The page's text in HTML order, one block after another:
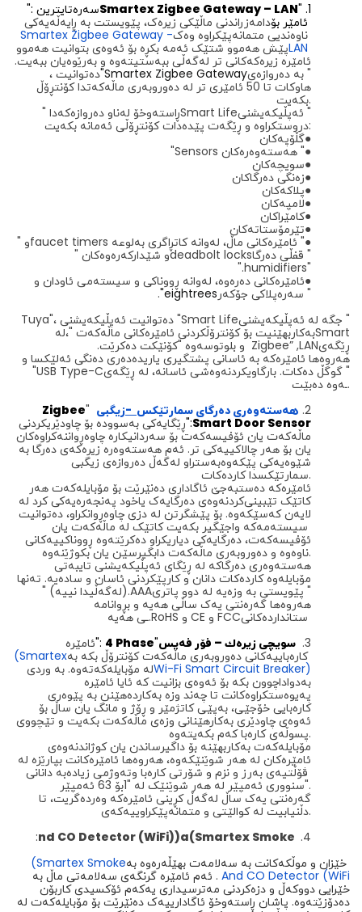
" .1
Smartex Zigbee Gateway – LAN
": سەرەتایترین
دامەزراندنی ماڵێکی زیرەک، پێویستت بە ڕایەڵەیەکی
Smartex Zigbee Gateway -
LANپێش هەموو شتێک ئەمە بکڕە بۆ ئەوەی بتوانیت هەموو
ئامێرە زیرەکەکانی تر لەگەڵی ببەستیتەوە و بەرێوەیان ببەیت.
بە دەروازەی "
Smartex Zigbee Gateway
"
، دەتوانیت
هاوکات تا 50 ئامێری تر لە دەوروبەری ماڵەکەتدا کۆنتڕۆڵ
بکەیت.
ئەپڵیکەیشنی "
Smart Life
" ڕاستەوخۆ لەناو دەروازەکەدا
دروستکراوە و ڕێگەت پێدەدات کۆنتڕۆڵی ئەمانە بکەیت:
●گڵۆپەکان
●هەستەوەرەکان " Sensors
"
●سویچەکان
●زەنگی دەرگاکان
●پلاکەکان
●لامپەکان
●کامێراکان
●تێرمۆستاتەکان
●ئامێرەکانی ماڵ، لەوانە کاتڕاگری بەلوعە " faucet timers
" و
قفڵی دەرگا "
deadbolt locks
" و شێدارکەرەوەکان
"
humidifiers
".
●
سەرەپلاکی جۆکەر "
eightrees
"
.
جگە لە ئەپڵیکەیشنی "
Smart Life"، دەتوانیت ئەپڵیکەیشنی "
Tuya
Smart" بەکاربهێنیت بۆ کۆنترۆڵکردنی ئامێرەکانی ماڵەکەت ،
ڕێگەیLAN
,
Zigbee” کۆنێکت دەکرێت.
هەروەها ئامێرەکە بە ئاسانی پشتگیری یاریدەدەری دەنگی ئەلێکسا و
گوگڵ دەکات. بارگاویکردنەوەشی ئاسانە، لە ڕێگەی "
USB Type-C
"
ـەوە دەبێت.
2. هەستەوەری دەرگای سمارتێکس -زیگبی "
Zigbee
Smart Door Sensor
":
ماڵەکەت یان ئۆفیسەکەت بۆ سەردانیکارە چاوەڕواننەکراوەکان
یان بۆ هەر چالاکییەکی تر. ئەم هەستەوەرە زیرەکەی دەرگا بە
شێوەیەکی پێکەوەبەستراو لەگەڵ دەروازەی زیگبی
سمارتێکسدا کاردەکات.
ئامێرەکە دەستبەجێ ئاگاداری دەنێرێت بۆ مۆبایلەکەت هەر
کاتێک
کردنەوەی دەرگایەک یاخود پەنجەرەیەکی کرد لە
لایەن کەسێکەوە. بۆ پێشگرتن لە دزی چاوەڕوانکراو، دەتوانیت
جێگیر بکەیت کاتێک لە ماڵەکەت یان
ئۆفیسەکەت، دەرگایەکی دیاریکراو دەکرێتەوە ڕووناکییەکانی
ناوەوە و دەوروبەری ماڵەکەت دابگیرسێن یان بکوژێنەوە.
هەستەوەری دەرگاکە لە ڕێگای ئەپڵیکەیشنی تایبەتی
مۆبایلەوە کاردەکات دانان و کارپێکردنی ئاسان و سادەیە. تەنها
پێویستی بە وزەیە لە دوو پاتری "
AAA
" (لەگەڵیدا نییە).
هەروەها گەره‌نتی یەک ساڵی هەیە و بڕوانامە
FCC
CE
RoHSـی هەیە.
3. سویچی زیرەك – فۆر فەیس"
4 Phase
":ئامێرە
کارەباییەکانی دەوروبەری ماڵەکەت کۆنترۆڵ بکە بە
(Smartex
Wi-Fi Smart Circuit Breaker)
بەدواداچوون بکە بۆ ئەوەی بزانیت کە ئایا ئامێرە
پەیوەستکراوەکانت تا چەند وزە بەکاردەهێنن بە پێوەری
کارەبایی خۆجێی، بەپێی کاتژمێر و ڕۆژ و مانگ یان ساڵ بۆ
ئەوەی چاودێری بەکارهێنانی وزەی ماڵەکەت بکەیت و تێچووی
پسوڵەی کارەبا کەم بکەیتەوە.
مۆبایلەکەت بەکاربهێنە بۆ داگیرساندن یان کوژاندنەوەی
ئامێرەکان لە هەر شوێنێکەوە، هەروەها ئامێرەکانت بپارێزە لە
تەوژمی زیادە
سنووری ئەمپێر لە هەر شوێنێک لە "1بۆ 63 ئەمپێر".
گەره‌نتی یەک ساڵ لەگەڵ کڕینی ئامێرەکە وەردەگریت، تا
دڵنیابیت لە کوالێتی و متمانەپێکراوییەکەی.
4.
(Smartex Smoke
a
nd CO Detector (WiFi))
:
(Smartex Smoke
And CO Detector (WiFi
. ئەم ئامێرە گرنگەی سەلامەتی ماڵ بە
خێرایی دووکەڵ و دزەکردنی مەترسیداری یەکەم ئۆکسیدی کاربۆن
دەدۆزێتەوە. پاشان ڕاستەوخۆ ئاگادارییەک دەنێرێت بۆ مۆبایلەکەت لە